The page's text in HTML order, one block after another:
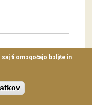
saj ti omogočajo boljše in